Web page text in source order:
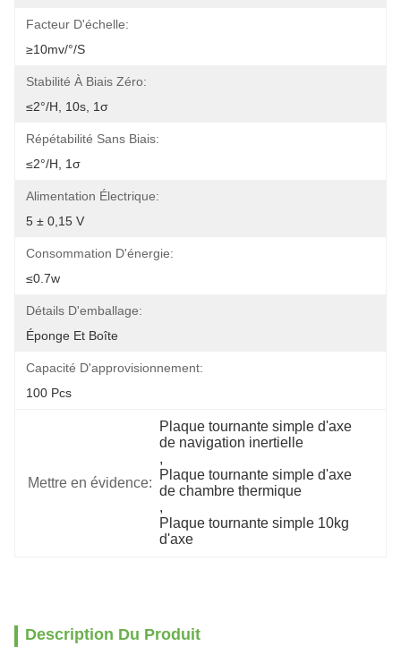
Facteur D'échelle:
≥10mv/°/S
Stabilité À Biais Zéro:
≤2°/H, 10s, 1σ
Répétabilité Sans Biais:
≤2°/H, 1σ
Alimentation Électrique:
5 ± 0,15 V
Consommation D'énergie:
≤0.7w
Détails D'emballage:
Éponge Et Boîte
Capacité D'approvisionnement:
100 Pcs
Mettre en évidence:
Plaque tournante simple d'axe
de navigation inertielle
,
Plaque tournante simple d'axe
de chambre thermique
,
Plaque tournante simple 10kg
d'axe
Description Du Produit